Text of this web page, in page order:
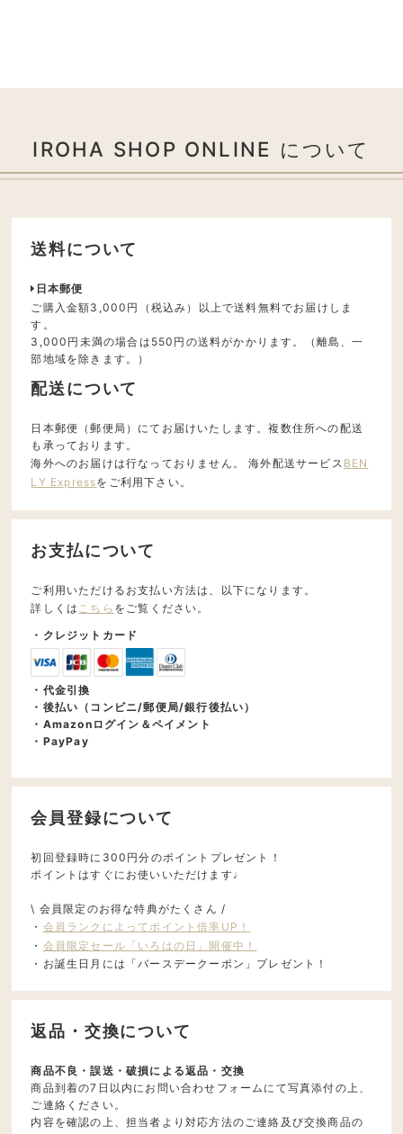
IROHA SHOP ONLINE について
送料について
日本郵便
ご購入金額3,000円（税込み）以上で送料無料でお届けしま
す。
3,000円未満の場合は550円の送料がかかります。（離島、一
部地域を除きます。）
配送について
日本郵便（郵便局）にてお届けいたします。複数住所への配送
も承っております。
海外へのお届けは行なっておりません。 海外配送サービス BEN
LY Expressをご利用下さい。
お支払について
ご利用いただけるお支払い方法は、以下になります。
詳しくは こちら をご覧ください。
・クレジットカード
・代金引換
・後払い（コンビニ/郵便局/銀行後払い）
・Amazonログイン＆ペイメント
・PayPay
会員登録について
初回登録時に300円分のポイントプレゼント！
ポイントはすぐにお使いいただけます♩
\ 会員限定のお得な特典がたくさん /
・ 会員ランクによってポイント倍率UP！
・ 会員限定セール「いろはの日」開催中！
・お誕生日月には「バースデークーポン」プレゼント！
返品・交換について
商品不良・誤送・破損による返品・交換
商品到着の7日以内にお問い合わせフォームにて写真添付の上、
ご連絡ください。
内容を確認の上、担当者より対応方法のご連絡及び交換商品の